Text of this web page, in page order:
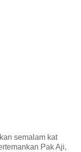
semalam kat
Pak Aji,